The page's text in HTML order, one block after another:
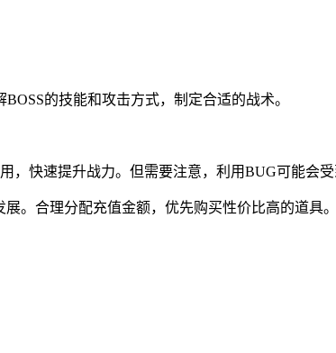
的技能和攻击方式，制定合适的战术。
快速提升战力。但需要注意，利用BUG可能会受
。合理分配充值金额，优先购买性价比高的道具。